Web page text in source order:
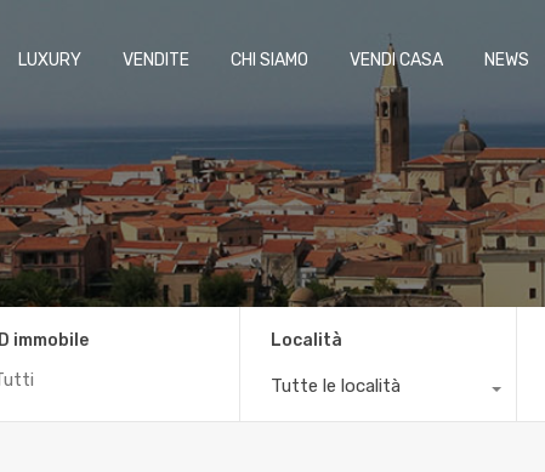
LUXURY VENDITE CHI SIAMO VENDI CASA NEWS
ID immobile Località
Tutte le località